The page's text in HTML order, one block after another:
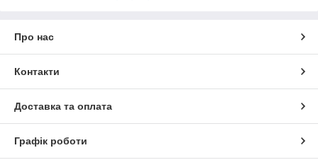
Про нас
Контакти
Доставка та оплата
Графік роботи